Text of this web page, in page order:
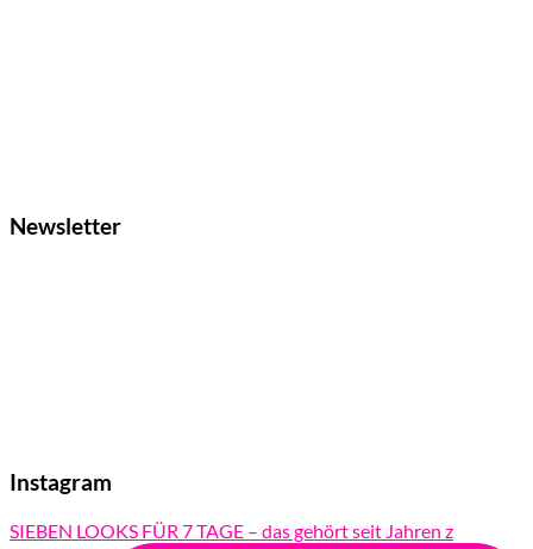
Newsletter
Instagram
SIEBEN LOOKS FÜR 7 TAGE – das gehört seit Jahren z